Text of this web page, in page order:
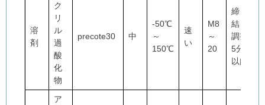
溶
剤
ク
リ
ル
過
酸
化
物
precote30 中
-50℃
～
150℃
速
い
M8
～
20
締
結・
調整
5分
以内
ア